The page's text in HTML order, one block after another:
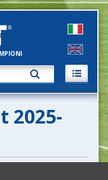
2025-